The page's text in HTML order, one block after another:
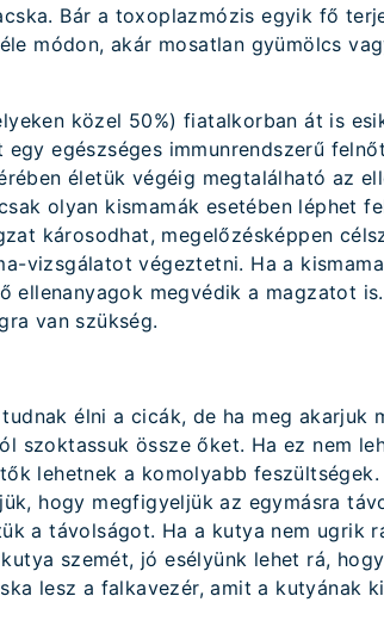
Bár a toxoplazmózis egyik fő
módon, akár mosatlan gyümölcs
közel 50%) fiatalkorban át is
egészséges immunrendszerű
életük végéig megtalálható az
olyan kismamák esetében léphet
károsodhat, megelőzésképpen
vizsgálatot végeztetni. Ha a
ellenanyagok megvédik a magzatot
van szükség.
élni a cicák, de ha meg akarjuk
szoktassuk össze őket. Ha ez nem
lehetnek a komolyabb
hogy megfigyeljük az egymásra
a távolságot. Ha a kutya nem ugrik
szemét, jó esélyünk lehet rá,
lesz a falkavezér, amit a kutyának